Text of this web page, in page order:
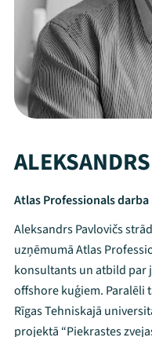
Atlas Professionals
Aleksandrs Pavlovičs
uzņēmumā Atlas
konsultants un atbild par
offshore kuģiem. Paralēli
Rīgas Tehniskajā
projektā “Piekrastes